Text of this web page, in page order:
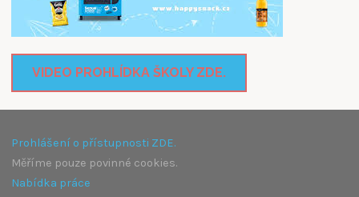
VIDEO PROHLÍDKA ŠKOLY ZDE.
Prohlášení o přístupnosti ZDE.
Měříme pouze povinné cookies.
Nabídka práce